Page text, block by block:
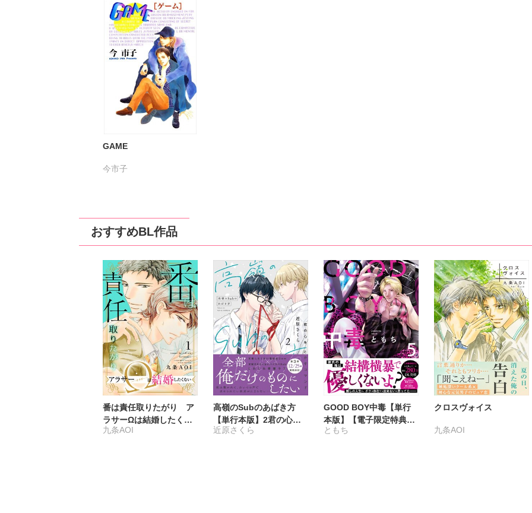
GAME
今市子
おすすめBL作品
番は責任取りたがり ア
ラサーΩは結婚したくな
い
九条AOI
高嶺のSubのあばき方
【単行本版】2君の心を
とかすコマンド【電子限
近原さくら
GOOD BOY中毒【単行
本版】【電子限定特典付
き】5
ともち
クロスヴォイス
九条AOI